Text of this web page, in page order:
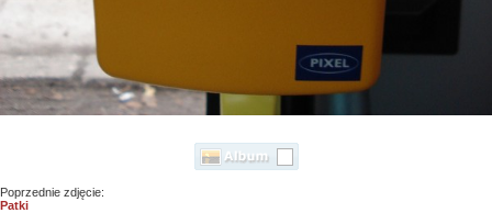
Poprzednie zdjęcie:
Patki